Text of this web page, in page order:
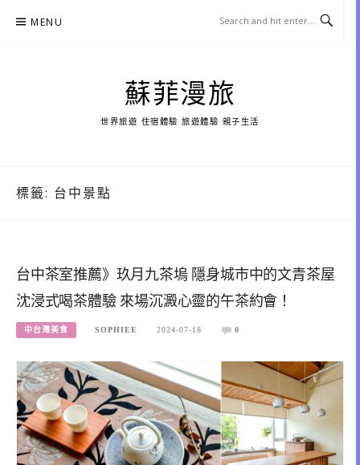
MENU
蘇菲漫旅
世界旅遊 住宿體驗 旅遊體驗 親子生活
標籤: 台中景點
台中茶室推薦》玖月九茶塢 隱身城市中的文青茶屋
沈浸式喝茶體驗 來場沉澱心靈的午茶約會！
中台灣美食 SOPHIEE 2024-07-18 0